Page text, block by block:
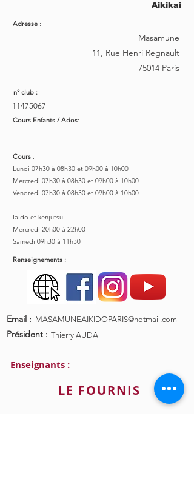
Aikikai
Adresse :
Masamune
11, Rue Henri Regnault
75014 Paris
n° club :
11475067
Cours Enfants / Ados:
Cours :
Lundi 07h30 à 08h30 et 09h00 à 10h00
Mercredi 07h30 à 08h30 et 09h00 à 10h00
Vendredi 07h30 à 08h30 et 09h00 à 10h00
Iaido et kenjutsu
Mercredi 20h00 à 22h00
Samedi 09h30 à 11h30
Renseignements :
Email : MASAMUNEAIKIDOPARIS@hotmail.com
Président : Thierry AUDA
Enseignants :
LE FOURNIS